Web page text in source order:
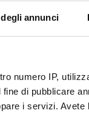
annunci
numero IP,
di pubblicare
i servizi. Avete